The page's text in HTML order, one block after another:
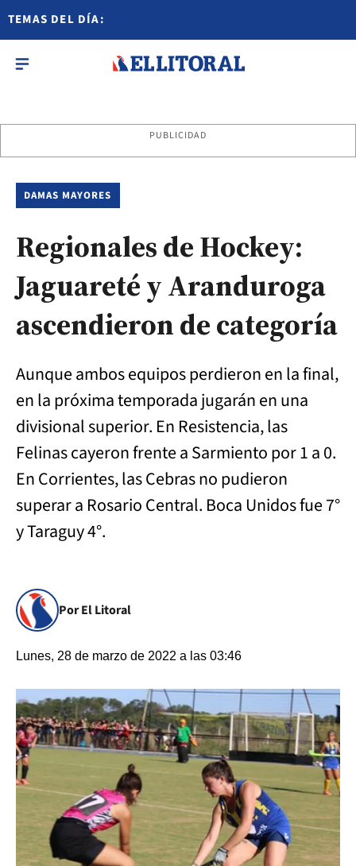
TEMAS DEL DÍA:
PUBLICIDAD
DAMAS MAYORES
Regionales de Hockey:
Jaguareté y Aranduroga
ascendieron de categoría
Aunque ambos equipos perdieron en la final,
en la próxima temporada jugarán en una
divisional superior. En Resistencia, las
Felinas cayeron frente a Sarmiento por 1 a 0.
En Corrientes, las Cebras no pudieron
superar a Rosario Central. Boca Unidos fue 7°
y Taraguy 4°.
Por El Litoral
Lunes, 28 de marzo de 2022 a las 03:46